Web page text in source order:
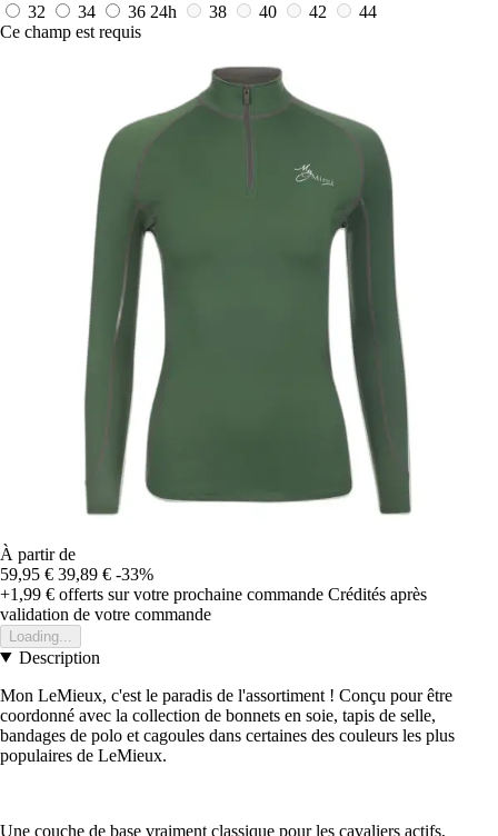
32
34 36 24h 38 40 42
44
Ce champ est requis
À partir de
59,95 € 39,89 € -33%
+1,99 € offerts sur votre prochaine commande Crédités après
validation de votre commande
Loading...
Description
Mon LeMieux, c'est le paradis de l'assortiment ! Conçu pour être
coordonné avec la collection de bonnets en soie, tapis de selle,
bandages de polo et cagoules dans certaines des couleurs les plus
populaires de LeMieux.
Une couche de base vraiment classique pour les cavaliers actifs,